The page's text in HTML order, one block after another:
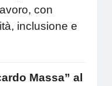
con
inclusione e
Massa” al